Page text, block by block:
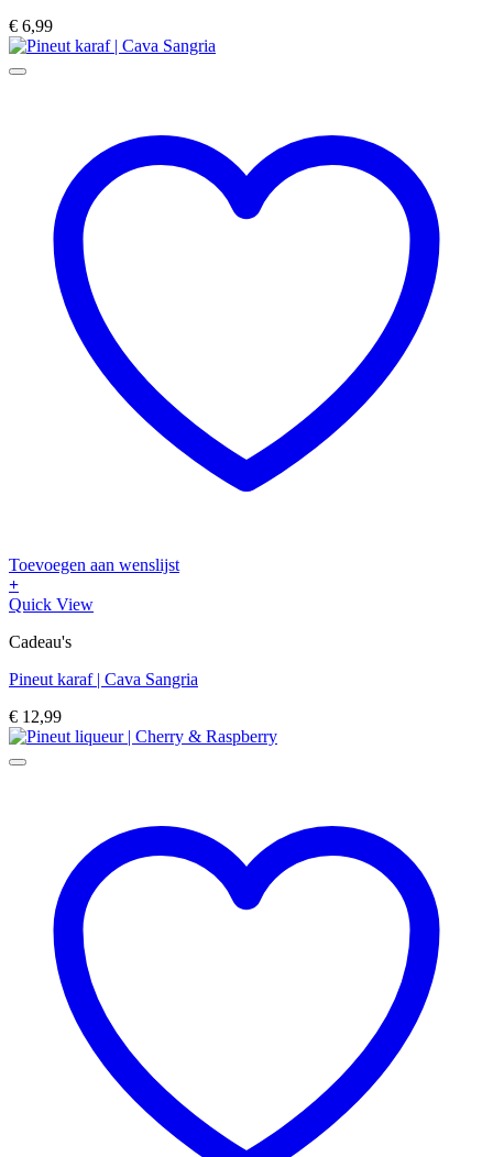
€ 6,99
Toevoegen aan wenslijst
+
Quick View
Cadeau's
Pineut karaf | Cava Sangria
€ 12,99